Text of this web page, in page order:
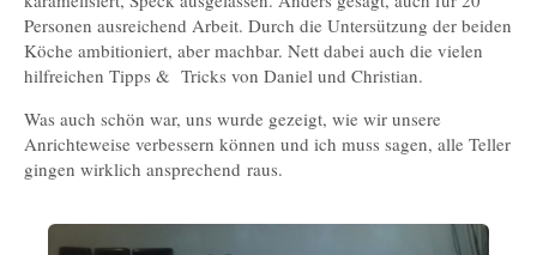
Personen ausreichend Arbeit. Durch die Untersützung der beiden
Köche ambitioniert, aber machbar. Nett dabei auch die vielen
hilfreichen Tipps & Tricks von Daniel und Christian.
Was auch schön war, uns wurde gezeigt, wie wir unsere
Anrichteweise verbessern können und ich muss sagen, alle Teller
gingen wirklich ansprechend raus.